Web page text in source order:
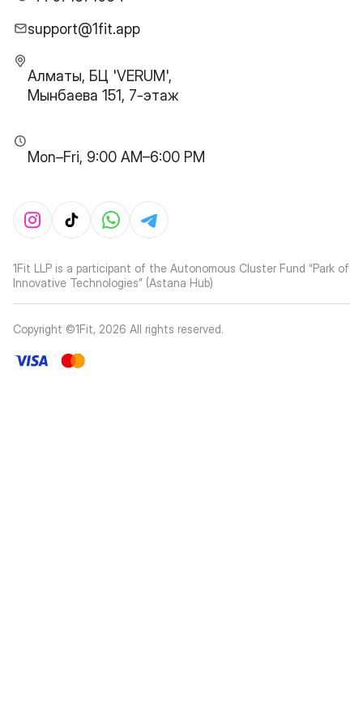
support@1fit.app
Алматы, БЦ 'VERUM',
Мынбаева 151, 7-этаж
Mon–Fri, 9:00 AM–6:00 PM
1Fit LLP is a participant of the Autonomous Cluster Fund “Park of
Innovative Technologies” (Astana Hub)
Copyright ©1Fit, 2026 All rights reserved.